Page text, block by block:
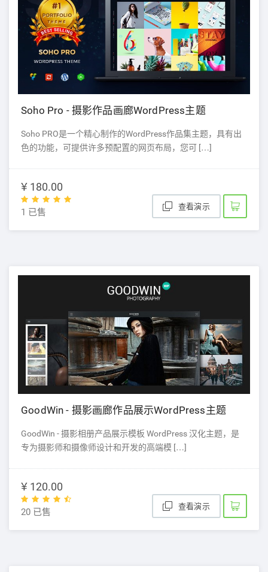
Soho Pro - 摄影作品画廊WordPress主题
Soho PRO是一个精心制作的WordPress作品集主题，具有出
色的功能，可提供许多预配置的网页布局，您可 […]
¥ 180.00
1 已售
查看演示
GoodWin - 摄影画廊作品展示WordPress主题
GoodWin - 摄影相册产品展示模板 WordPress 汉化主题，是
专为摄影师和摄像师设计和开发的高端模 […]
¥ 120.00
20 已售
查看演示